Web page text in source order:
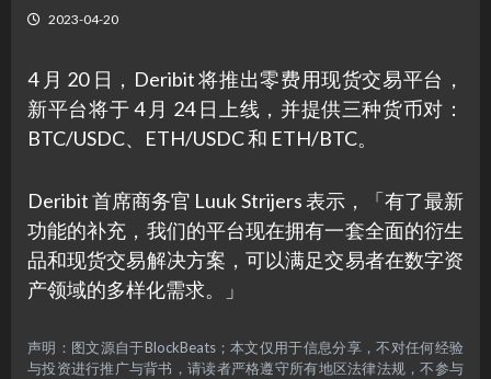
2023-04-20
4 月 20 日，Deribit 将推出零费用现货交易平台，
新平台将于 4 月 24 日上线，并提供三种货币对：
BTC/USDC、ETH/USDC 和 ETH/BTC。
Deribit 首席商务官 Luuk Strijers 表示，「有了最新
功能的补充，我们的平台现在拥有一套全面的衍生
品和现货交易解决方案，可以满足交易者在数字资
产领域的多样化需求。」
声明：图文源自于BlockBeats；本文仅用于信息分享，不对任何经验
与投资进行推广与背书，请读者严格遵守所有地区法律法规，不参与